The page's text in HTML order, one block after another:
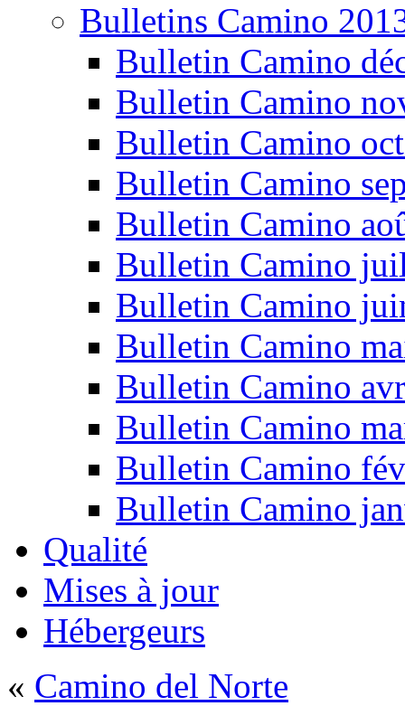
Bulletins Camino
Bulletin Camino
Bulletin Camino
Bulletin Camino
Bulletin Camino
Bulletin Camino
Bulletin Camino
Bulletin Camino
Bulletin Camino
Bulletin Camino
Bulletin Camino
Bulletin Camino
Bulletin Camino
Qualité
Mises à jour
Hébergeurs
« Camino del Norte